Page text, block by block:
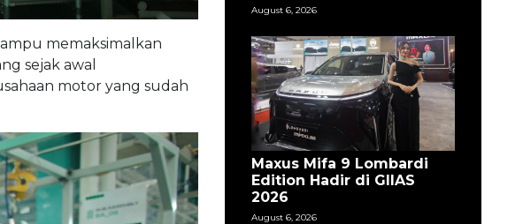
memaksimalkan
sejak awal
motor yang sudah
August 6, 2026
Maxus Mifa 9 Lombardi
Edition Hadir di GIIAS
2026
August 6, 2026